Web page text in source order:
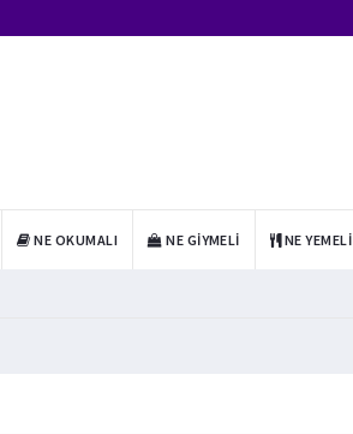
NE OKUMALI NE GIYMELI NE YEMELI